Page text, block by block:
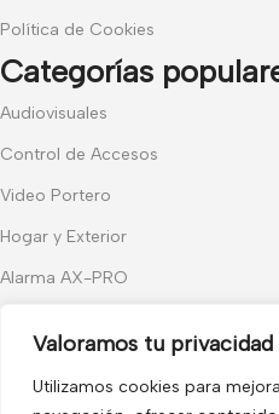
Valoramos tu privacidad
Utilizamos cookies para
Política de Cookies
Categorías
Audiovisuales
Control de Accesos
Video Portero
Hogar y Exterior
Alarma AX-PRO
Únete a nuestras
Recibe las últimas novedades